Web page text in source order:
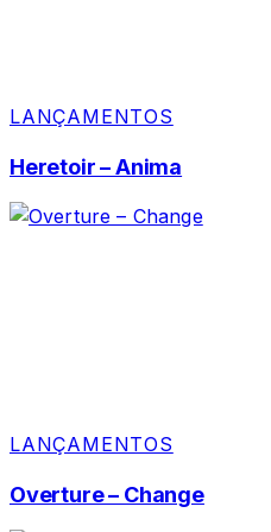
LANÇAMENTOS
Heretoir – Anima
LANÇAMENTOS
Overture – Change